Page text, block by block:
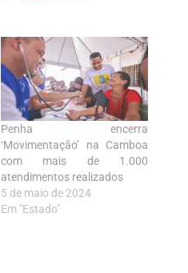
Penha encerra
‘Movimentação’ na Camboa
com mais de 1.000
atendimentos realizados
5 de maio de 2024
Em "Estado"